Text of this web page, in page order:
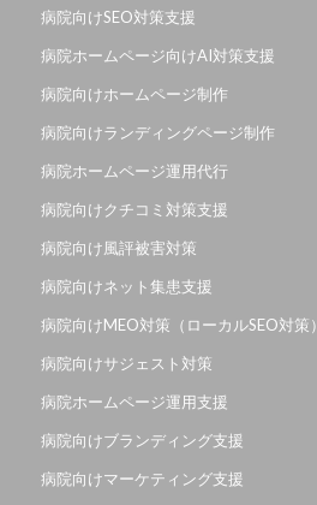
病院向けSEO対策支援
病院ホームページ向けAI対策支援
病院向けホームページ制作
病院向けランディングページ制作
病院ホームページ運用代行
病院向けクチコミ対策支援
病院向け風評被害対策
病院向けネット集患支援
病院向けMEO対策（ローカルSEO対策）
病院向けサジェスト対策
病院ホームページ運用支援
病院向けブランディング支援
病院向けマーケティング支援